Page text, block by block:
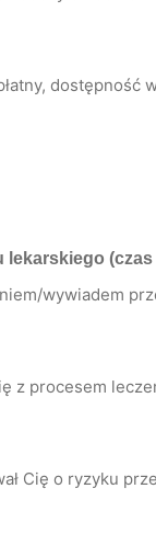
dostępność
lekarskiego (czas
wywiadem
z procesem
Cię o ryzyku